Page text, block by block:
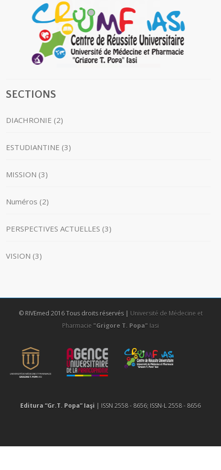
SECTIONS
DIACHRONIE (2)
ESTUDIANTINE (3)
MISSION (3)
Numéros (2)
PERSPECTIVES ACTUELLES (3)
VISION (3)
© RIVEmed 2016 Tous droits réservés | Université de Médecine et
Pharmacie "Grigore T. Popa" Iasi
Editura “Gr.T. Popa” Iaşi | ISSN 2558 - 8656; ISSN-L 2558 - 8656